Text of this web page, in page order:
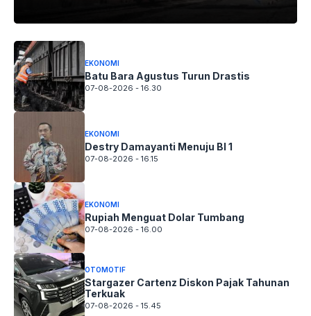
EKONOMI
Batu Bara Agustus Turun Drastis
07-08-2026 - 16.30
EKONOMI
Destry Damayanti Menuju BI 1
07-08-2026 - 16.15
EKONOMI
Rupiah Menguat Dolar Tumbang
07-08-2026 - 16.00
OTOMOTIF
Stargazer Cartenz Diskon Pajak Tahunan
Terkuak
07-08-2026 - 15.45